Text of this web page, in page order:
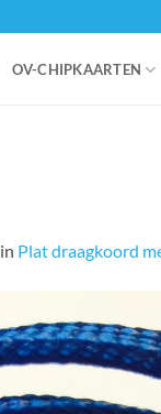
OV-CHIPKAARTEN
in Plat draagkoord